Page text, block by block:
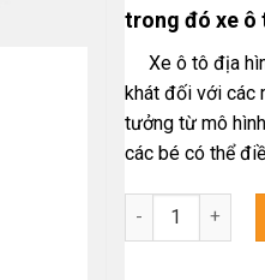
trong đó xe ô
Xe ô tô địa
khát đối với các
tưởng từ mô
các bé có thể
Xe địa hình